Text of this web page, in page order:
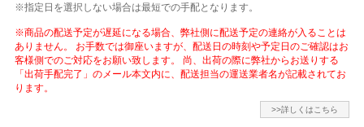
※指定日を選択しない場合は最短での手配となります。
※商品の配送予定が遅延になる場合、弊社側に配送予定の連絡が入ることは
ありません。 お手数では御座いますが、配送日の時刻や予定日のご確認はお
客様側でのご対応をお願い致します。 尚、出荷の際に弊社からお送りする
「出荷手配完了」のメール本文内に、配送担当の運送業者名が記載されてお
ります。
>>詳しくはこちら